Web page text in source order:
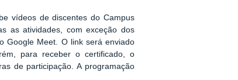
vídeos de discentes do Campus
as atividades, com exceção dos
Google Meet. O link será enviado
para receber o certificado, o
de participação. A programação